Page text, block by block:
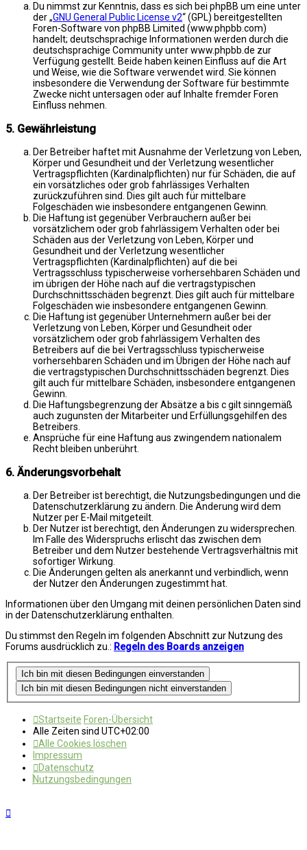
Du nimmst zur Kenntnis, dass es sich bei phpBB um eine unter
der „GNU General Public License v2“ (GPL) bereitgestellten
Foren-Software von phpBB Limited (www.phpbb.com)
handelt; deutschsprachige Informationen werden durch die
deutschsprachige Community unter www.phpbb.de zur
Verfügung gestellt. Beide haben keinen Einfluss auf die Art
und Weise, wie die Software verwendet wird. Sie können
insbesondere die Verwendung der Software für bestimmte
Zwecke nicht untersagen oder auf Inhalte fremder Foren
Einfluss nehmen.
5. Gewährleistung
Der Betreiber haftet mit Ausnahme der Verletzung von Leben,
Körper und Gesundheit und der Verletzung wesentlicher
Vertragspflichten (Kardinalpflichten) nur für Schäden, die auf
ein vorsätzliches oder grob fahrlässiges Verhalten
zurückzuführen sind. Dies gilt auch für mittelbare
Folgeschäden wie insbesondere entgangenen Gewinn.
Die Haftung ist gegenüber Verbrauchern außer bei
vorsätzlichem oder grob fahrlässigem Verhalten oder bei
Schäden aus der Verletzung von Leben, Körper und
Gesundheit und der Verletzung wesentlicher
Vertragspflichten (Kardinalpflichten) auf die bei
Vertragsschluss typischerweise vorhersehbaren Schäden und
im übrigen der Höhe nach auf die vertragstypischen
Durchschnittsschäden begrenzt. Dies gilt auch für mittelbare
Folgeschäden wie insbesondere entgangenen Gewinn.
Die Haftung ist gegenüber Unternehmern außer bei der
Verletzung von Leben, Körper und Gesundheit oder
vorsätzlichem oder grob fahrlässigem Verhalten des
Betreibers auf die bei Vertragsschluss typischerweise
vorhersehbaren Schäden und im Übrigen der Höhe nach auf
die vertragstypischen Durchschnittsschäden begrenzt. Dies
gilt auch für mittelbare Schäden, insbesondere entgangenen
Gewinn.
Die Haftungsbegrenzung der Absätze a bis c gilt sinngemäß
auch zugunsten der Mitarbeiter und Erfüllungsgehilfen des
Betreibers.
Ansprüche für eine Haftung aus zwingendem nationalem
Recht bleiben unberührt.
6. Änderungsvorbehalt
Der Betreiber ist berechtigt, die Nutzungsbedingungen und die
Datenschutzerklärung zu ändern. Die Änderung wird dem
Nutzer per E-Mail mitgeteilt.
Der Nutzer ist berechtigt, den Änderungen zu widersprechen.
Im Falle des Widerspruchs erlischt das zwischen dem
Betreiber und dem Nutzer bestehende Vertragsverhältnis mit
sofortiger Wirkung.
Die Änderungen gelten als anerkannt und verbindlich, wenn
der Nutzer den Änderungen zugestimmt hat.
Informationen über den Umgang mit deinen persönlichen Daten sind
in der Datenschutzerklärung enthalten.
Du stimmst den Regeln im folgenden Abschnitt zur Nutzung des
Forums ausdrücklich zu.: Regeln des Boards anzeigen
Startseite Foren-Übersicht
Alle Zeiten sind UTC+02:00
Alle Cookies löschen
Impressum
Datenschutz
Nutzungsbedingungen